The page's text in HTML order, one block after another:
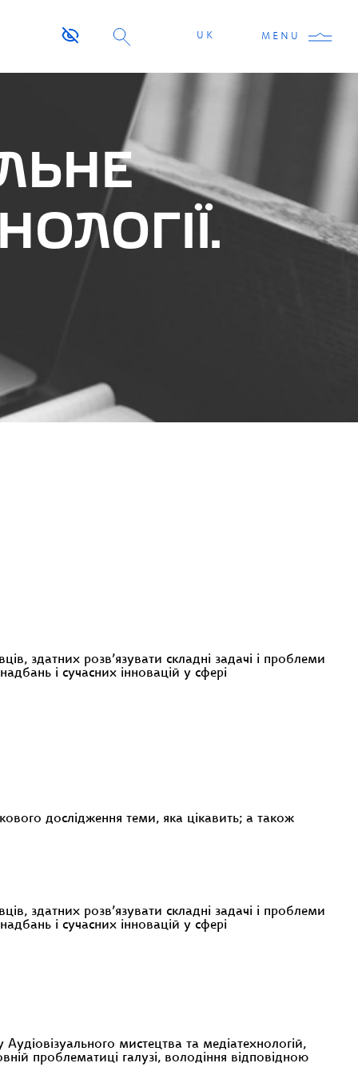
UK MENU
здатних розв’язувати складні задачі і проблеми
надбань і сучасних інновацій у сфері
дослідження теми, яка цікавить; а також
здатних розв’язувати складні задачі і проблеми
надбань і сучасних інновацій у сфері
мистецтва та медіатехнологій,
проблематиці галузі, володіння відповідною